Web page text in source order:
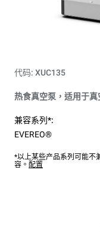
代码: XUC135
热食真空泵，适用于真
兼容系列*:
EVEREO®
*以上某些产品系列可能不
容。 配置